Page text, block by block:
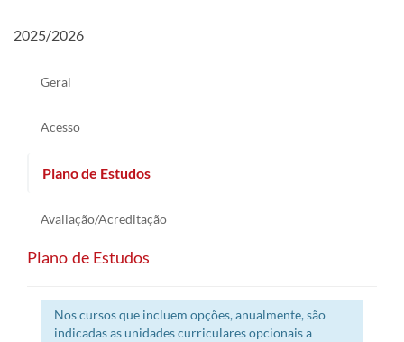
2025/2026
Geral
Acesso
Plano de Estudos
Avaliação/Acreditação
Plano de Estudos
Nos cursos que incluem opções, anualmente, são
indicadas as unidades curriculares opcionais a